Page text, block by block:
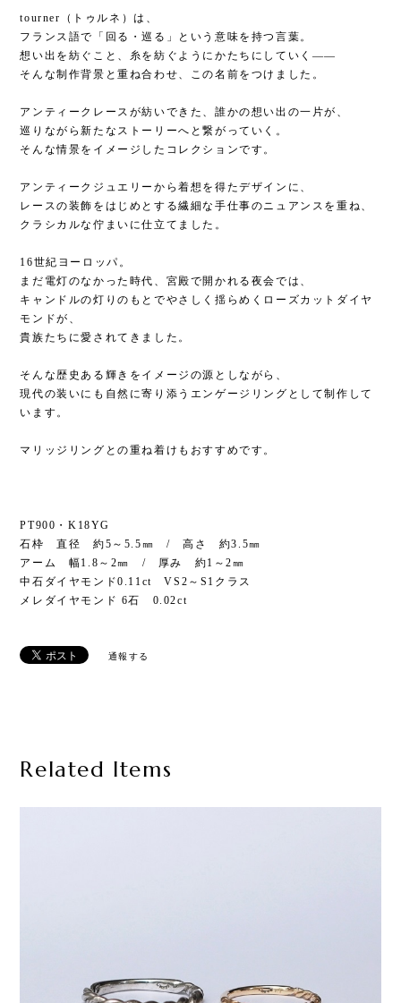
tourner（トゥルネ）は、
フランス語で「回る・巡る」という意味を持つ言葉。
想い出を紡ぐこと、糸を紡ぐようにかたちにしていく――
そんな制作背景と重ね合わせ、この名前をつけました。
アンティークレースが紡いできた、誰かの想い出の一片が、
巡りながら新たなストーリーへと繋がっていく。
そんな情景をイメージしたコレクションです。
アンティークジュエリーから着想を得たデザインに、
レースの装飾をはじめとする繊細な手仕事のニュアンスを重ね、
クラシカルな佇まいに仕立てました。
16世紀ヨーロッパ。
まだ電灯のなかった時代、宮殿で開かれる夜会では、
キャンドルの灯りのもとでやさしく揺らめくローズカットダイヤ
モンドが、
貴族たちに愛されてきました。
そんな歴史ある輝きをイメージの源としながら、
現代の装いにも自然に寄り添うエンゲージリングとして制作して
います。
マリッジリングとの重ね着けもおすすめです。
PT900・K18YG
石枠 直径 約5～5.5㎜ / 高さ 約3.5㎜
アーム 幅1.8～2㎜ / 厚み 約1～2㎜
中石ダイヤモンド0.11ct VS2～S1クラス
メレダイヤモンド 6石 0.02ct
通報する
Related Items